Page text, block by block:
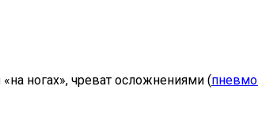
ногах», чреват осложнениями (